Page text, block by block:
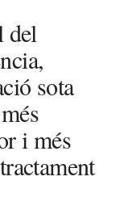
del
sota
i més